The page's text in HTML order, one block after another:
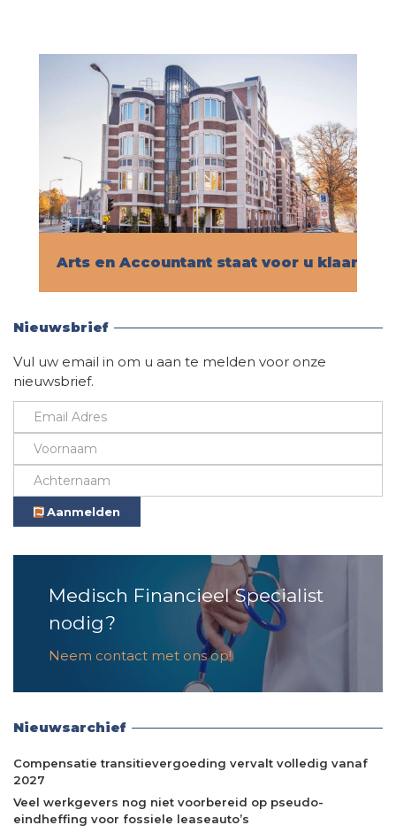
Arts en Accountant staat voor u klaar!
Nieuwsbrief
Vul uw email in om u aan te melden voor onze
nieuwsbrief.
Aanmelden
Medisch Financieel Specialist
nodig?
Neem contact met ons op!
Nieuwsarchief
Compensatie transitievergoeding vervalt volledig vanaf
2027
Veel werkgevers nog niet voorbereid op pseudo-
eindheffing voor fossiele leaseauto’s